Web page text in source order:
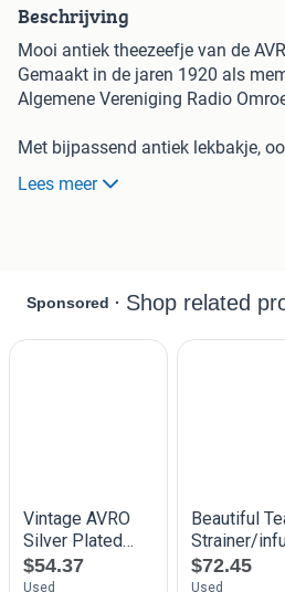
Beschrijving
Mooi antiek theezeefje van de
Gemaakt in de jaren 1920 als
Algemene Vereniging Radio
Met bijpassend antiek lekbakje,
met "S GERO 90" en de intialen
lekbakje is gedateerd 1928.
Lees meer